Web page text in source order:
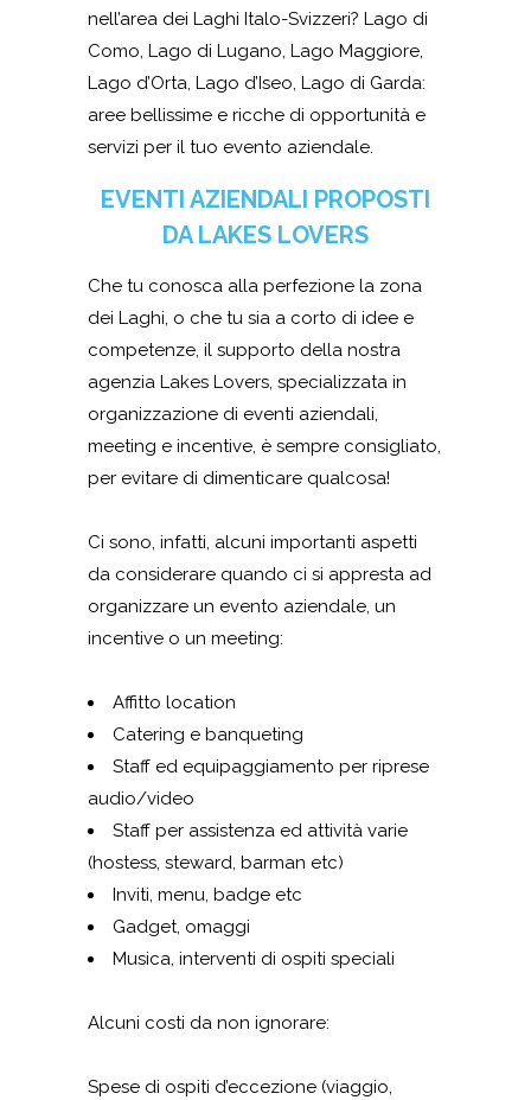
nell’area dei Laghi Italo-Svizzeri? Lago di
Como, Lago di Lugano, Lago Maggiore,
Lago d’Orta, Lago d’Iseo, Lago di Garda:
aree bellissime e ricche di opportunità e
servizi per il tuo evento aziendale.
EVENTI AZIENDALI PROPOSTI
DA LAKES LOVERS
Che tu conosca alla perfezione la zona
dei Laghi, o che tu sia a corto di idee e
competenze, il supporto della nostra
agenzia Lakes Lovers, specializzata in
organizzazione di eventi aziendali,
meeting e incentive, è sempre consigliato,
per evitare di dimenticare qualcosa!
Ci sono, infatti, alcuni importanti aspetti
da considerare quando ci si appresta ad
organizzare un evento aziendale, un
incentive o un meeting:
Affitto location
Catering e banqueting
Staff ed equipaggiamento per riprese
audio/video
Staff per assistenza ed attività varie
(hostess, steward, barman etc)
Inviti, menu, badge etc
Gadget, omaggi
Musica, interventi di ospiti speciali
Alcuni costi da non ignorare:
Spese di ospiti d’eccezione (viaggio,